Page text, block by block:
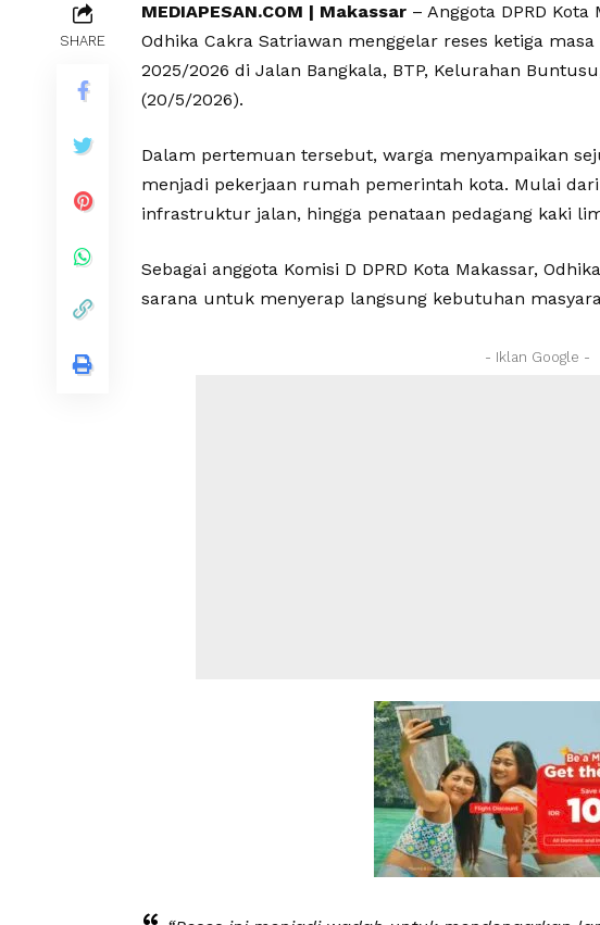
SHARE
MEDIAPESAN.COM | Makassar – Anggota DPRD
Odhika Cakra Satriawan menggelar reses ketiga
2025/2026 di Jalan Bangkala, BTP, Kelurahan
(20/5/2026).
Dalam pertemuan tersebut, warga menyampaikan
menjadi pekerjaan rumah pemerintah kota. Mulai
infrastruktur jalan, hingga penataan pedagang kaki
Sebagai anggota Komisi D DPRD Kota Makassar,
sarana untuk menyerap langsung kebutuhan
- Iklan Google -